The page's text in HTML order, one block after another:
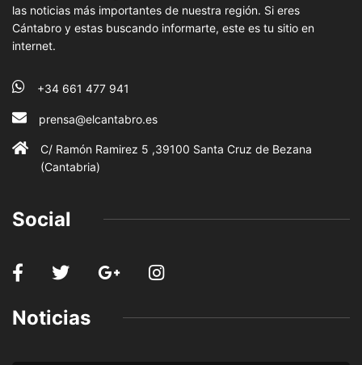
las noticias más importantes de nuestra región. Si eres
Cántabro y estas buscando informarte, este es tu sitio en
internet.
+34 661 477 941
prensa@elcantabro.es
C/ Ramón Ramirez 5 ,39100 Santa Cruz de Bezana
(Cantabria)
Social
Noticias